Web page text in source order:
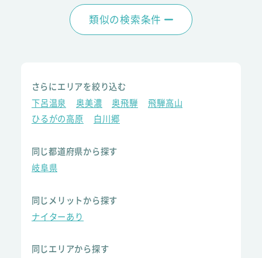
類似の検索条件
さらにエリアを絞り込む
下呂温泉
奥美濃 奥飛騨
飛騨高山
ひるがの高原
白川郷
同じ都道府県から探す
岐阜県
同じメリットから探す
ナイターあり
同じエリアから探す